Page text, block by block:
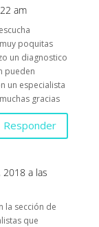
am
poquitas
un diagnostico
pueden
un especialista
gracias
Responder
a las
la sección de
que